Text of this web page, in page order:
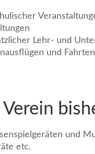
Lehr- und
und
und
etc.